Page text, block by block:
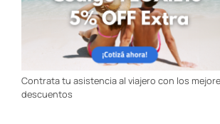
Contrata tu asistencia al viajero con los
descuentos